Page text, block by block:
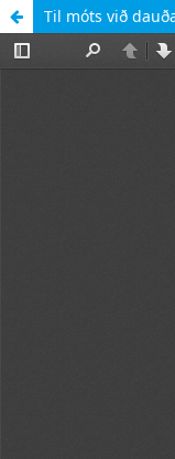
Til móts við